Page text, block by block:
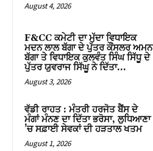
August 4, 2026
F&CC ਕਮੇਟੀ ਦਾ ਮੁੱਦਾ ਵਿਧਾਇਕ
ਮਦਨ ਲਾਲ ਬੱਗਾ ਦੇ ਪੁੱਤਰ ਕੌਂਸਲਰ ਅਮਨ
ਬੱਗਾ ਤੇ ਵਿਧਾਇਕ ਕੁਲਵੰਤ ਸਿੰਘ ਸਿੱਧੂ ਦੇ
ਪੁੱਤਰ ਯੁਵਰਾਜ ਸਿੱਘੂ ਨੇ ਦਿੱਤਾ...
August 3, 2026
ਵੱਡੀ ਰਾਹਤ : ਮੰਤਰੀ ਹਰਜੋਤ ਬੈਂਸ ਦੇ
ਮੰਗਾਂ ਮੰਨਣ ਦਾ ਦਿੱਤਾ ਭਰੋਸਾ, ਲੁਧਿਆਣਾ
’ਚ ਸਫ਼ਾਈ ਸੇਵਕਾਂ ਦੀ ਹੜਤਾਲ ਖਤਮ
August 1, 2026